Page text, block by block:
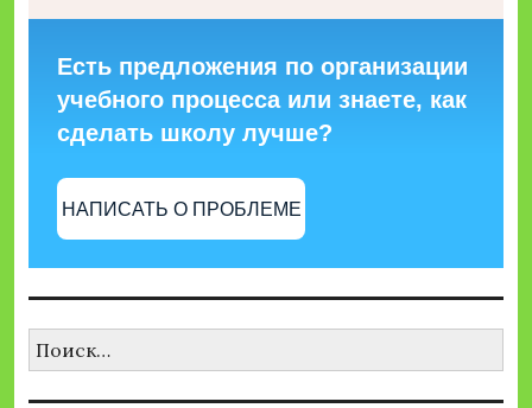
Есть предложения по организации
учебного процесса или знаете, как
сделать школу лучше?
НАПИСАТЬ О ПРОБЛЕМЕ